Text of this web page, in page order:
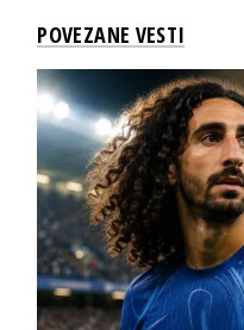
POVEZANE VESTI